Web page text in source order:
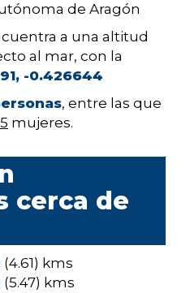
de Aragón
a una altitud
al mar, con la
-0.426644
, entre las que
mujeres.
cerca de
(4.61) kms
(5.47) kms